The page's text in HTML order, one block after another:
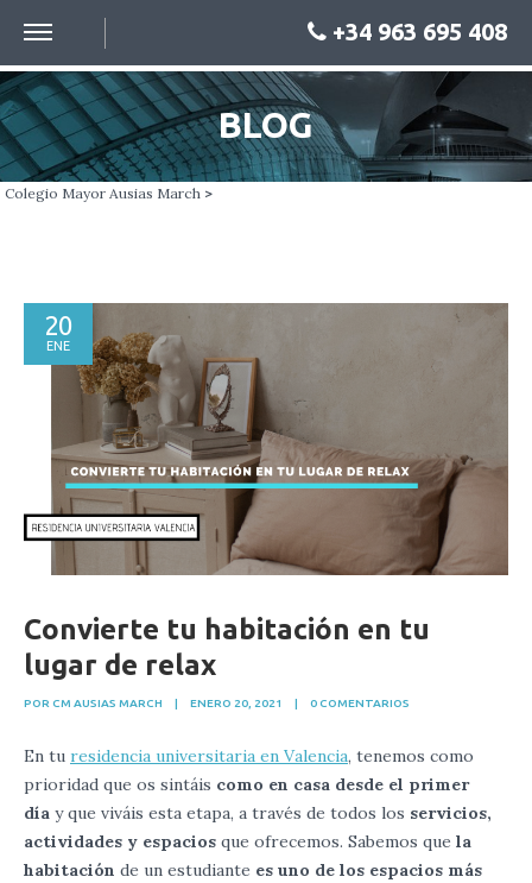
+34 963 695 408
BLOG
Colegio Mayor Ausias March >
20
ENE
Convierte tu habitación en tu
lugar de relax
POR CM AUSIAS MARCH ENERO 20, 2021 0 COMENTARIOS
En tu residencia universitaria en Valencia, tenemos como
prioridad que os sintáis como en casa desde el primer
día y que viváis esta etapa, a través de todos los servicios,
actividades y espacios que ofrecemos. Sabemos que la
habitación de un estudiante es uno de los espacios más